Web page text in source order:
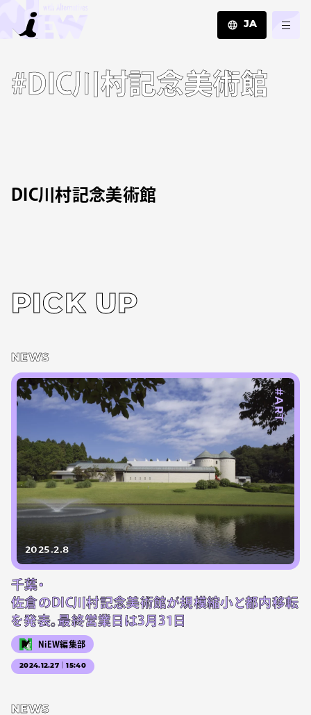
JA
EN
ZH
#DIC川村記念美術館
DIC川村記念美術館
PICK UP
NEWS
#ART
2025.2.8
千葉・
佐倉のDIC川村記念美術館が規模縮小と都内移転
を発表。最終営業日は3月31日
NiEW編集部
2024.12.27｜15:40
NEWS